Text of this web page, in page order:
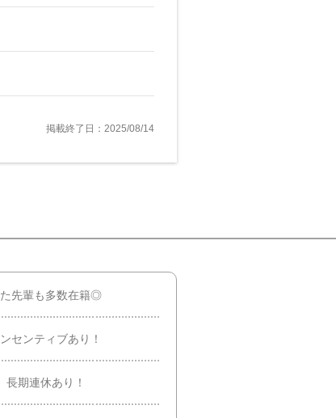
掲載終了日：2025/08/14
先輩も多数在籍◎
センティブあり！
期連休あり！